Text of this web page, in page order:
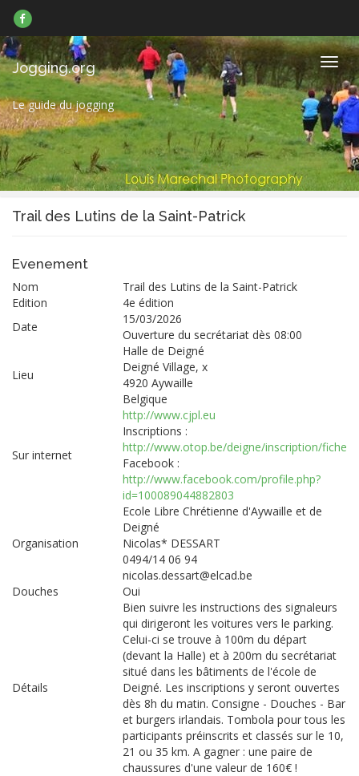
sur
Facebook
Jogging.org
Le guide du jogging
Trail des Lutins de la Saint-Patrick
Evenement
Nom
Trail des Lutins de la Saint-Patrick
Edition
4e édition
Date
15/03/2026
Ouverture du secrétariat dès 08:00
Lieu
Halle de Deigné
Deigné Village, x
4920 Aywaille
Belgique
Sur internet
http://www.cjpl.eu
Inscriptions :
http://www.otop.be/deigne/inscription/fiche
Facebook :
http://www.facebook.com/profile.php?
id=100089044882803
Organisation
Ecole Libre Chrétienne d'Aywaille et de
Deigné
Nicolas* DESSART
0494/14 06 94
nicolas.dessart@elcad.be
Douches
Oui
Détails
Bien suivre les instructions des signaleurs
qui dirigeront les voitures vers le parking.
Celui-ci se trouve à 100m du départ
(devant la Halle) et à 200m du secrétariat
situé dans les bâtiments de l'école de
Deigné. Les inscriptions y seront ouvertes
dès 8h du matin. Consigne - Douches - Bar
et burgers irlandais. Tombola pour tous les
participants préinscrits et classés sur le 10,
21 ou 35 km. A gagner : une paire de
chaussures d'une valeur de 160€ !